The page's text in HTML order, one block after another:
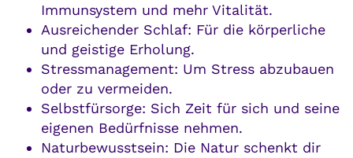
Immunsystem und mehr Vitalität.
Ausreichender Schlaf: Für die körperliche
und geistige Erholung.
Stressmanagement: Um Stress abzubauen
oder zu vermeiden.
Selbstfürsorge: Sich Zeit für sich und seine
eigenen Bedürfnisse nehmen.
Naturbewusstsein: Die Natur schenkt dir